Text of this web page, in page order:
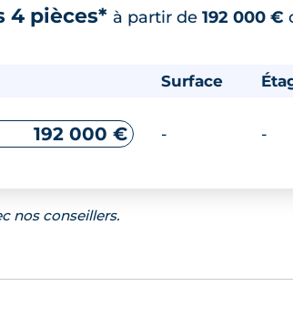
4 pièces* à partir de 192 000 €
Surface
192 000 € - -
nos conseillers.